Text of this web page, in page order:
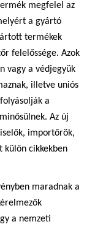
megfelel az
a gyártó
termékek
felelőssége. Azok
vagy a védjegyük
illetve uniós
a
Az új
importőrök,
külön cikkekben
maradnak a
a nemzeti